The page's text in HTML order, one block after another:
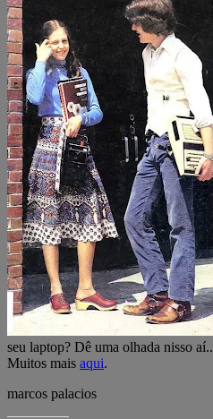
seu laptop? Dê uma olhada nisso aí..
Muitos mais aqui.
marcos palacios